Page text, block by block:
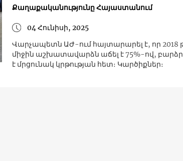
Քաղաքականությունը Հայաստանում
04 Հունիսի, 2025
Վարչապետն ԱԺ-ում հայտարարել է, որ
միջին աշխատավարձն աճել է 75%-ով,
է մրցունակ կրթության հետ։ Կարծիքներ։